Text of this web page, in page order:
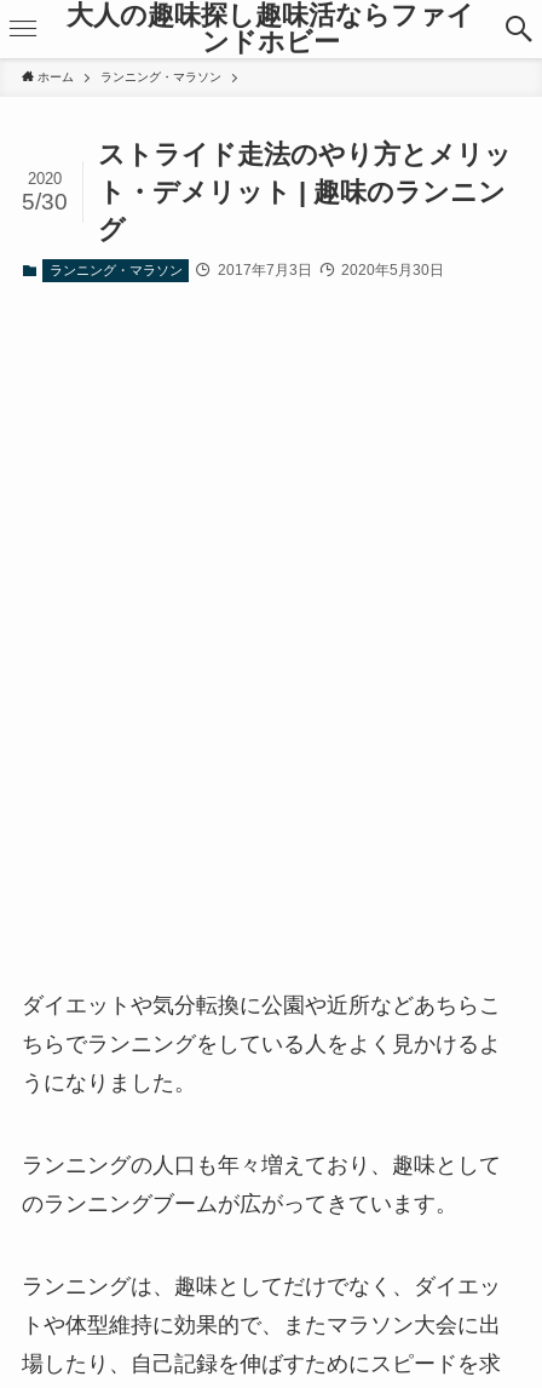
大人の趣味探し趣味活ならファイ
ンドホビー
ホーム ランニング・マラソン
ストライド走法のやり方とメリッ
ト・デメリット | 趣味のランニン
グ
2020
5/30
ランニング・マラソン 2017年7月3日 2020年5月30日
ダイエットや気分転換に公園や近所などあちらこ
ちらでランニングをしている人をよく見かけるよ
うになりました。
ランニングの人口も年々増えており、趣味として
のランニングブームが広がってきています。
ランニングは、趣味としてだけでなく、ダイエッ
トや体型維持に効果的で、またマラソン大会に出
場したり、自己記録を伸ばすためにスピードを求